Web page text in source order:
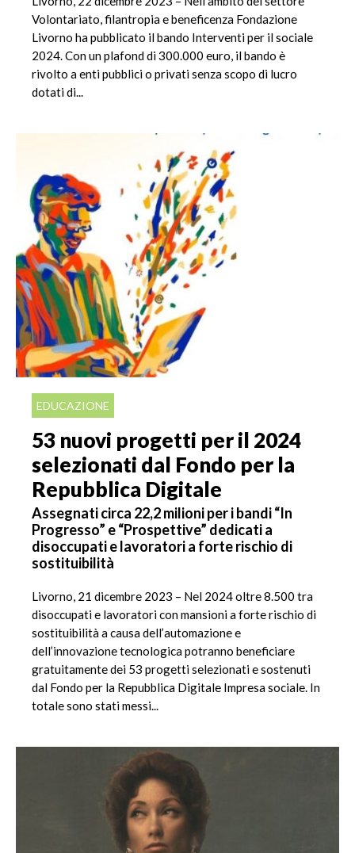
Volontariato, filantropia e beneficenza Fondazione
Livorno ha pubblicato il bando Interventi per il sociale
2024. Con un plafond di 300.000 euro, il bando è
rivolto a enti pubblici o privati senza scopo di lucro
dotati di...
EDUCAZIONE
53 nuovi progetti per il 2024
selezionati dal Fondo per la
Repubblica Digitale
Assegnati circa 22,2 milioni per i bandi “In
Progresso” e “Prospettive” dedicati a
disoccupati e lavoratori a forte rischio di
sostituibilità
Livorno, 21 dicembre 2023 – Nel 2024 oltre 8.500 tra
disoccupati e lavoratori con mansioni a forte rischio di
sostituibilità a causa dell’automazione e
dell’innovazione tecnologica potranno beneficiare
gratuitamente dei 53 progetti selezionati e sostenuti
dal Fondo per la Repubblica Digitale Impresa sociale. In
totale sono stati messi...